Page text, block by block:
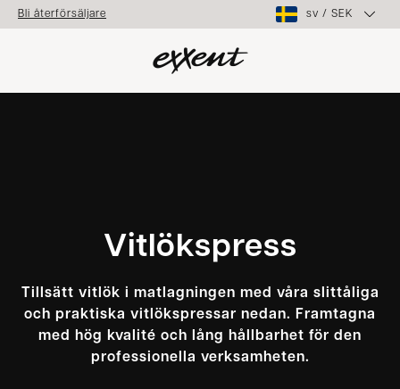
Bli återförsäljare sv / SEK
Vitlökspress
Tillsätt vitlök i matlagningen med våra slittåliga
och praktiska vitlökspressar nedan. Framtagna
med hög kvalité och lång hållbarhet för den
professionella verksamheten.